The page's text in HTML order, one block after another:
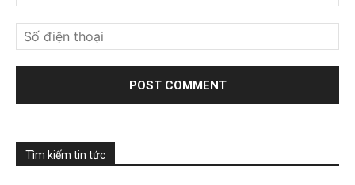
Tìm kiếm tin tức